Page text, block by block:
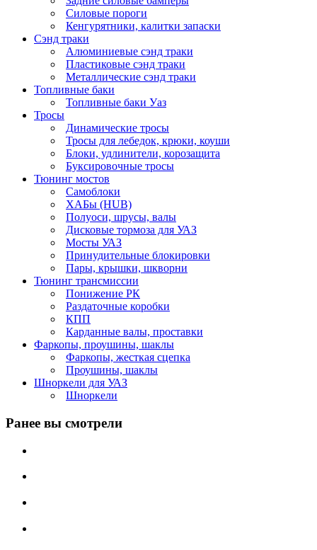
Силовые пороги
Кенгурятники, калитки запаски
Сэнд траки
Алюминиевые сэнд траки
Пластиковые сэнд траки
Металлические сэнд траки
Топливные баки
Топливные баки Уаз
Тросы
Динамические тросы
Тросы для лебедок, крюки, коуши
Блоки, удлинители, корозащита
Буксировочные тросы
Тюнинг мостов
Самоблоки
ХАБы (HUB)
Полуоси, шрусы, валы
Дисковые тормоза для УАЗ
Мосты УАЗ
Принудительные блокировки
Пары, крышки, шкворни
Тюнинг трансмиссии
Понижение РК
Раздаточные коробки
КПП
Карданные валы, проставки
Фаркопы, проушины, шаклы
Фаркопы, жесткая сцепка
Проушины, шаклы
Шноркели для УАЗ
Шноркели
Ранее вы смотрели